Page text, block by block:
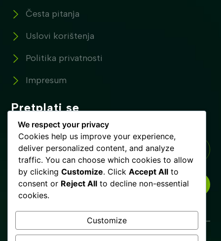
Česta pitanja
Uslovi korištenja
Politika privatnosti
Impresum
Pretplati se
Pretplatite se na naše novosti !
PRETPLATI SE
Glista.ba © Copyrights 2025. Sva prava zadržana.
We respect your privacy
Cookies help us improve your experience,
deliver personalized content, and analyze
traffic. You can choose which cookies to allow
by clicking Customize. Click Accept All to
consent or Reject All to decline non-essential
cookies.
Customize